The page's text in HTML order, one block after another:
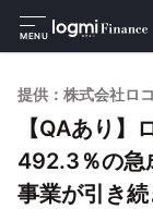
MENU
提供：株式会社ロ
【QAあり】
492.3％の
事業が引き続